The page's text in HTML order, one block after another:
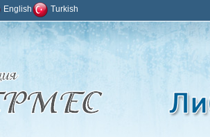
English Turkish